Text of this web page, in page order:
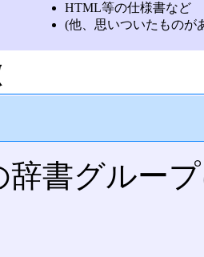
HTML等の仕様書など
(他、思いついたものが
辞書グルー